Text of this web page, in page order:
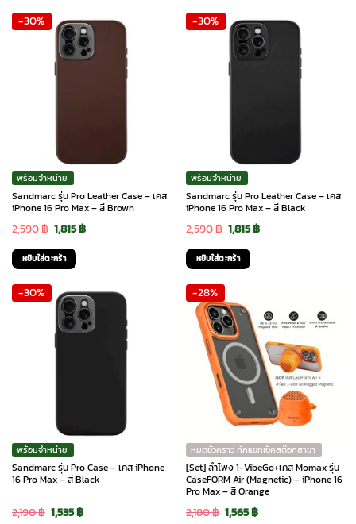
2,590 ฿.1,815 ฿.
2,590 ฿.1,815 ฿.
-30%
พร้อมจำหน่าย
Sandmarc รุ่น Pro Leather Case – เคส
iPhone 16 Pro Max – สี Brown
2,590฿ Original
price
was:
2,590 ฿.
1,815฿Current
1,815 ฿.
หยิบใส่ตะกร้า
-30%
พร้อมจำหน่าย
Sandmarc รุ่น Pro Leather Case – เคส
iPhone 16 Pro Max – สี Black
2,590฿ Original
price
was:
1,815฿Current
หยิบใส่ตะกร้า
-30%
พร้อมจำหน่าย
Sandmarc รุ่น Pro Case – เคส iPhone
16 Pro Max – สี Black
2,190฿ Original
1,535฿Current
-28%
หมดชั่วคราว ทักแชทเช็คสต๊อกสาขา
[Set] ลำโพง 1-VibeGo+เคส Momax รุ่น
CaseFORM Air (Magnetic) – iPhone 16
Pro Max – สี Orange
2,180฿ Original
1,565฿Current